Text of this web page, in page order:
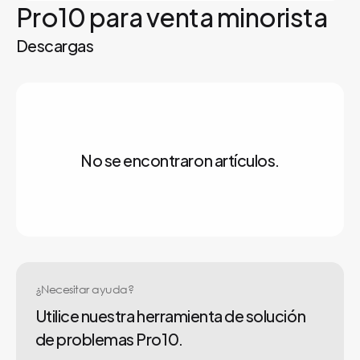
Pro10 para venta minorista
Descargas
No se encontraron artículos.
¿Necesitar ayuda?
Utilice nuestra herramienta de solución
de problemas Pro10.